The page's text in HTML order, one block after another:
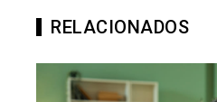
RELACIONADOS